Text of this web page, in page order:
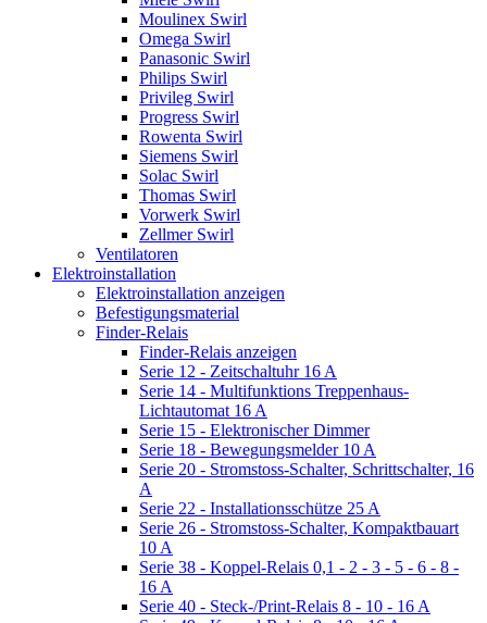
Moulinex Swirl
Omega Swirl
Panasonic Swirl
Philips Swirl
Privileg Swirl
Progress Swirl
Rowenta Swirl
Siemens Swirl
Solac Swirl
Thomas Swirl
Vorwerk Swirl
Zellmer Swirl
Ventilatoren
Elektroinstallation
Elektroinstallation anzeigen
Befestigungsmaterial
Finder-Relais
Finder-Relais anzeigen
Serie 12 - Zeitschaltuhr 16 A
Serie 14 - Multifunktions Treppenhaus-
Lichtautomat 16 A
Serie 15 - Elektronischer Dimmer
Serie 18 - Bewegungsmelder 10 A
Serie 20 - Stromstoss-Schalter, Schrittschalter, 16
A
Serie 22 - Installationsschütze 25 A
Serie 26 - Stromstoss-Schalter, Kompaktbauart
10 A
Serie 38 - Koppel-Relais 0,1 - 2 - 3 - 5 - 6 - 8 -
16 A
Serie 40 - Steck-/Print-Relais 8 - 10 - 16 A